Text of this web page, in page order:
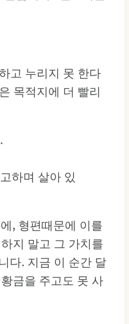
고 누리지 못 한다
목적지에 더 빨리
하며 살아 있
, 형편때문에 이를
지 말고 그 가치를
다. 지금 이 순간 달
금을 주고도 못 사